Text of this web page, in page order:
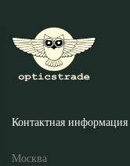
Контактная информация
Москва